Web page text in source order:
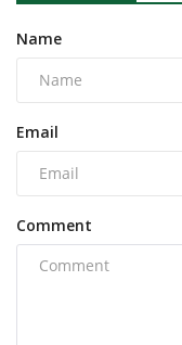
Name
Email
Comment